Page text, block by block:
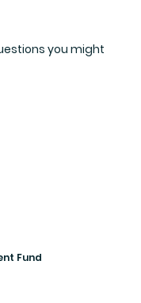
you might
Fund